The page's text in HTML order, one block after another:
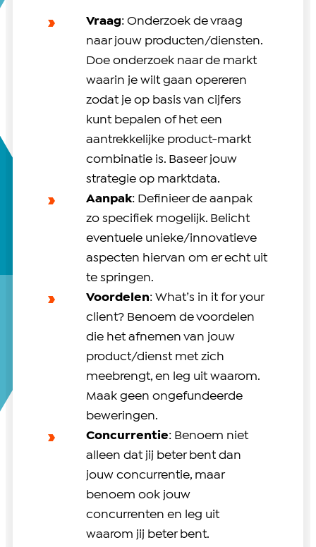
Vraag: Onderzoek de vraag
naar jouw producten/diensten.
Doe onderzoek naar de markt
waarin je wilt gaan opereren
zodat je op basis van cijfers
kunt bepalen of het een
aantrekkelijke product-markt
combinatie is. Baseer jouw
strategie op marktdata.
Aanpak: Definieer de aanpak
zo specifiek mogelijk. Belicht
eventuele unieke/innovatieve
aspecten hiervan om er echt uit
te springen.
Voordelen: What’s in it for your
client? Benoem de voordelen
die het afnemen van jouw
product/dienst met zich
meebrengt, en leg uit waarom.
Maak geen ongefundeerde
beweringen.
Concurrentie: Benoem niet
alleen dat jij beter bent dan
jouw concurrentie, maar
benoem ook jouw
concurrenten en leg uit
waarom jij beter bent.